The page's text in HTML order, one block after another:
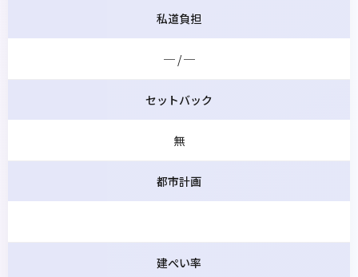
私道負担
─ / ─
セットバック
無
都市計画
建ぺい率